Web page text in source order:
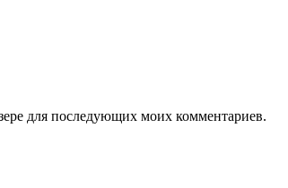
для последующих моих комментариев.